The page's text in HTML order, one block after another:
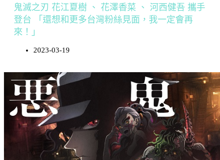
鬼滅之刃 花江夏樹 、 花澤香菜 、 河西健吾 攜手
登台 「還想和更多台灣粉絲見面，我一定會再
來！」
2023-03-19